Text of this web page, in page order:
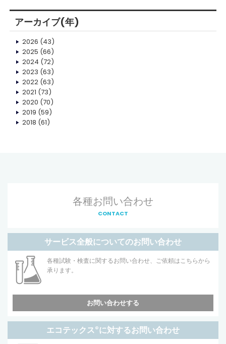
アーカイブ(年)
2026 (43)
2025 (66)
2024 (72)
2023 (63)
2022(63)
2021 (73)
2020 (70)
2019 (59)
2018 (61)
各種お問い合わせ
CONTACT
サービス全般についてのお問い合わせ
各種試験・検査に関するお問い合わせ、ご依頼はこちらから
承ります。
お問い合わせする
エコテックス®に対するお問い合わせ